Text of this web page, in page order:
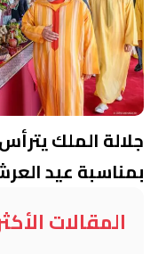
جلالة الملك
بمناسبة عيد
المقالات